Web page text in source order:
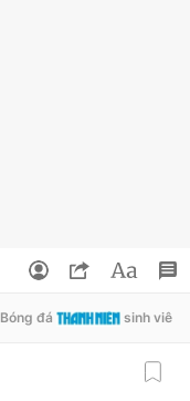
Bóng đá sinh viên